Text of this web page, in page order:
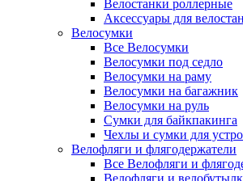
Велостанки роллерные
Аксессуары для
Велосумки
Все Велосумки
Велосумки под седло
Велосумки на раму
Велосумки на багажник
Велосумки на руль
Сумки для байкпакинга
Чехлы и сумки для
Велофляги и флягодержатели
Все Велофляги и
Велофляги и